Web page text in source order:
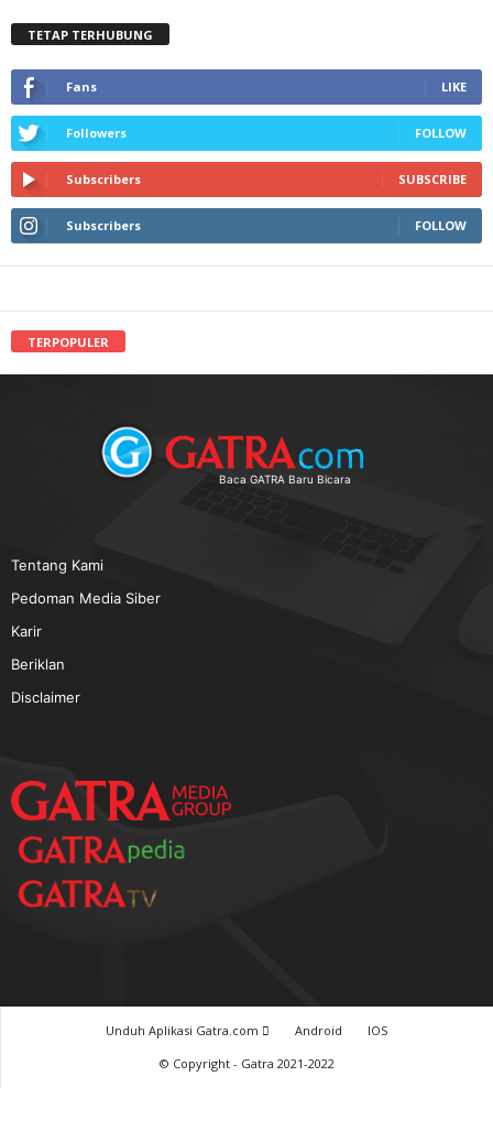
TETAP TERHUBUNG
Fans LIKE
Followers FOLLOW
Subscribers SUBSCRIBE
Subscribers FOLLOW
TERPOPULER
Baca GATRA Baru Bicara